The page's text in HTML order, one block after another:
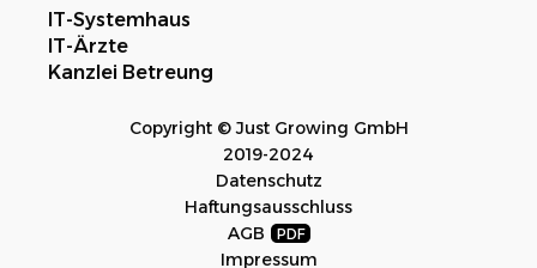
IT-Systemhaus
IT-Ärzte
Kanzlei Betreung
Copyright © Just Growing GmbH
2019-2024
Datenschutz
Haftungsausschluss
AGB
Impressum